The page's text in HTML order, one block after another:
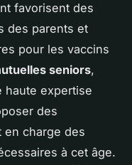
favorisent des
des parents et
pour les vaccins
seniors,
haute expertise
des
en charge des
à cet âge.